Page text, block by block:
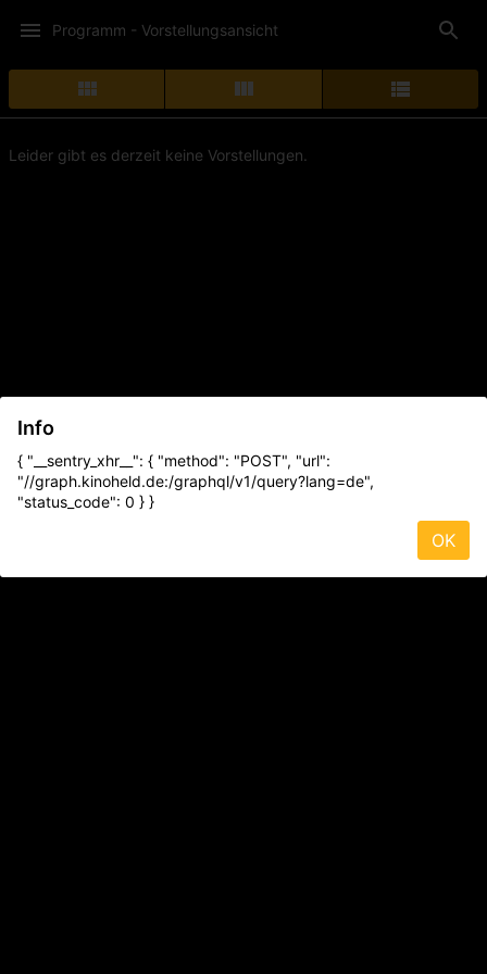
Programm - Vorstellungsansicht
Leider gibt es derzeit keine Vorstellungen.
Info
{ "__sentry_xhr__": { "method": "POST", "url":
"//graph.kinoheld.de:/graphql/v1/query?lang=de",
"status_code": 0 } }
OK